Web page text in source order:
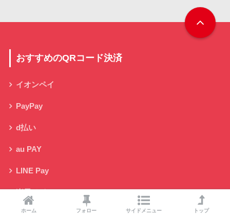
おすすめのQRコード決済
イオンペイ
PayPay
d払い
au PAY
LINE Pay
メルペイ
ホーム フォロー サイドメニュー トップ